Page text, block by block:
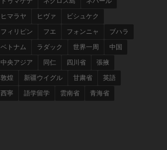
ヒマラヤ ヒヴァ ビシュケク
フィリピン フエ フォンニャ ブハラ
ベトナム ラダック 世界一周 中国
中央アジア 同仁 四川省 張掖
敦煌 新疆ウイグル 甘粛省 英語
西寧 語学留学 雲南省 青海省